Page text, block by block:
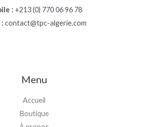
: +213 (0) 770 06 96 78
contact@tpc-algerie.com
Menu
Accueil
Boutique